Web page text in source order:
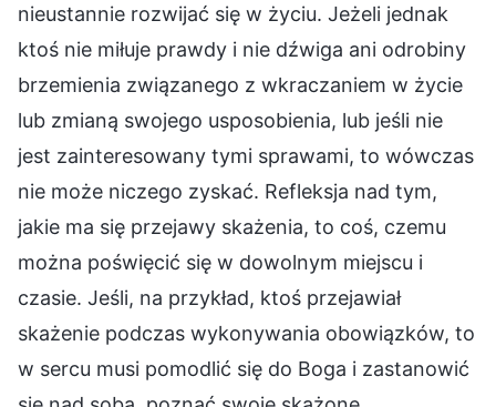
nieustannie rozwijać się w życiu. Jeżeli jednak
ktoś nie miłuje prawdy i nie dźwiga ani odrobiny
brzemienia związanego z wkraczaniem w życie
lub zmianą swojego usposobienia, lub jeśli nie
jest zainteresowany tymi sprawami, to wówczas
nie może niczego zyskać. Refleksja nad tym,
jakie ma się przejawy skażenia, to coś, czemu
można poświęcić się w dowolnym miejscu i
czasie. Jeśli, na przykład, ktoś przejawiał
skażenie podczas wykonywania obowiązków, to
w sercu musi pomodlić się do Boga i zastanowić